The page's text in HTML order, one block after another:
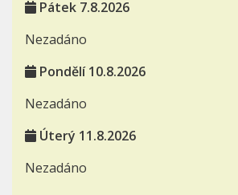
Pátek 7.8.2026
Nezadáno
Pondělí 10.8.2026
Nezadáno
Úterý 11.8.2026
Nezadáno